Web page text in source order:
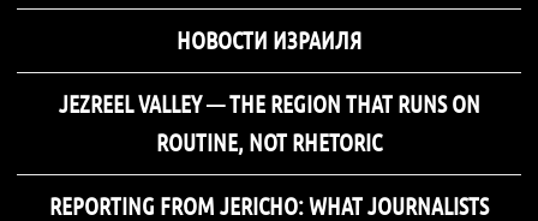
НОВОСТИ ИЗРАИЛЯ
JEZREEL VALLEY — THE REGION THAT RUNS ON
ROUTINE, NOT RHETORIC
REPORTING FROM JERICHO: WHAT JOURNALISTS